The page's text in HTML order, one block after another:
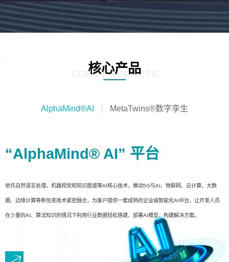
核心产品
CORE PRODUCTS
AlphaMind®AI MetaTwins®数字孪生
“AlphaMind® AI” 平台
依托自然语言处理，机器视觉和知识图谱等AI核心技术，推动5G与AI、物联网、云计算、大数
据、边缘计算等新信息技术紧密融合，为客户提供一套成熟的企业级智能化AI中台，让开发人员
在少量的AI、算法知识的情况下利用行业数据轻松搭建、部署AI模型，构建解决方案。